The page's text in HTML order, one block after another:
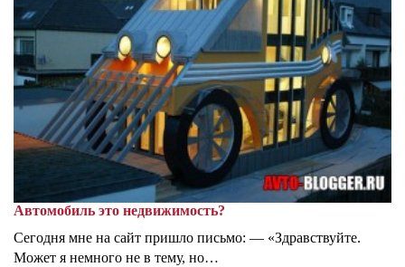
Автомобиль это недвижимость?
Сегодня мне на сайт пришло письмо: — «Здравствуйте.
Может я немного не в тему, но…